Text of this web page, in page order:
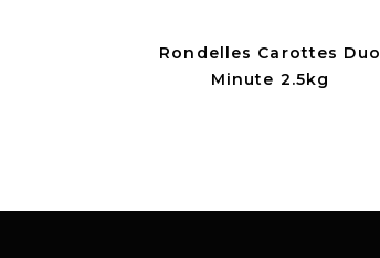
Rondelles Carottes Duo
Minute 2.5kg